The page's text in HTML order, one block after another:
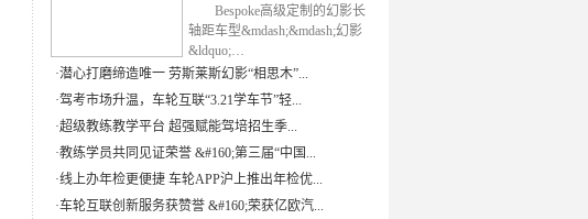
Bespoke高级定制的幻影长
轴距车型&mdash;&mdash;幻影
&ldquo;…
·潜心打磨缔造唯一 劳斯莱斯幻影“相思木”...
·驾考市场升温，车轮互联“3.21学车节”轻...
·超级教练教学平台 超强赋能驾培招生季...
·教练学员共同见证荣誉 &#160;第三届“中国...
·线上办年检更便捷 车轮APP沪上推出年检优...
·车轮互联创新服务获赞誉 &#160;荣获亿欧汽...